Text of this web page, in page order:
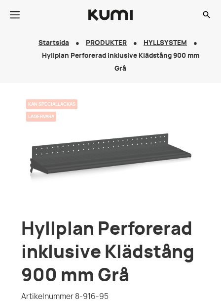
Startsida PRODUKTER
HYLLSYSTEM
Hyllplan Perforerad inklusive Klädstång 900 mm
Grå
KAN SPECIALLACKAS
LAGERVARA
Hyllplan Perforerad
inklusive Klädstång
900 mm Grå
Artikelnummer 8-916-95